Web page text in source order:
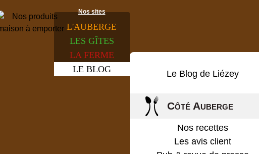
Nos sites
L'AUBERGE
LES GÎTES
LA FERME
LE BLOG Le Blog de Liézey
Côté Auberge
Nos recettes
Les avis client